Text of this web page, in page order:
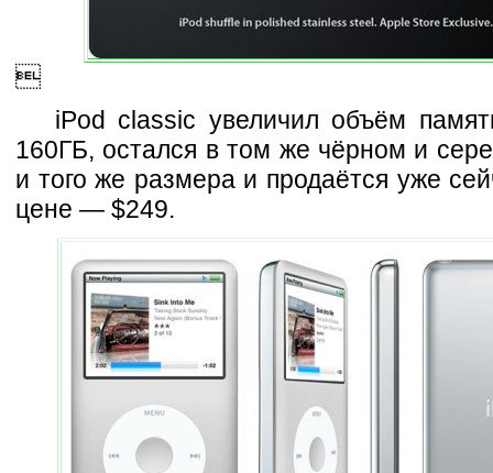

iPod classic увеличил объём
160ГБ, остался в том же чёрном и
и того же размера и продаётся уже
цене — $249.